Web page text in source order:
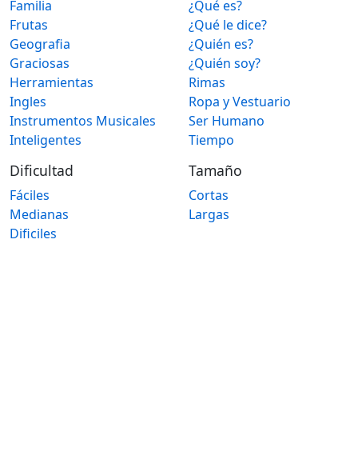
Familia
Frutas
Geografia
Graciosas
Herramientas
Ingles
Instrumentos Musicales
Inteligentes
¿Qué es?
¿Qué le dice?
¿Quién es?
¿Quién soy?
Rimas
Ropa y Vestuario
Ser Humano
Tiempo
Dificultad
Fáciles
Medianas
Dificiles
Tamaño
Cortas
Largas